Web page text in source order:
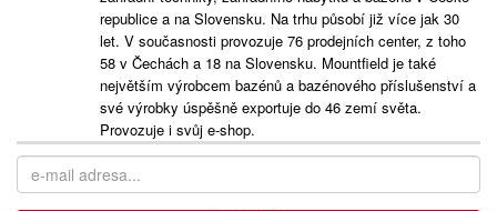
republice a na Slovensku. Na trhu působí již více jak 30
let. V současnosti provozuje 76 prodejních center, z toho
58 v Čechách a 18 na Slovensku. Mountfield je také
největším výrobcem bazénů a bazénového příslušenství a
své výrobky úspěšně exportuje do 46 zemí světa.
Provozuje i svůj e-shop.